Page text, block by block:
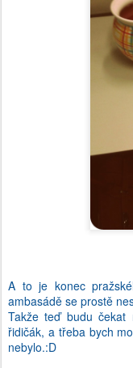
A to je konec
ambasádě se prostě
Takže teď budu
řidičák, a třeba bych
nebylo.:D